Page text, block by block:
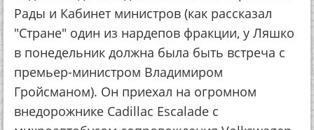
Рады и Кабинет министров (как рассказал
"Стране" один из нардепов фракции, у Ляшко
в понедельник должна была быть встреча с
премьер-министром Владимиром
Гройсманом). Он приехал на огромном
внедорожнике Сadillac Escalade с